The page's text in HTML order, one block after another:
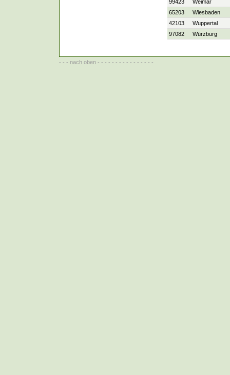
99423
Weimar
65203
Wiesbaden
42103
Wuppertal
97082
Würzburg
- - - nach oben - - - - - - - - - - - - - - - -